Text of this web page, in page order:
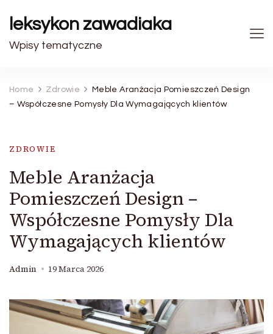
leksykon zawadiaka
Wpisy tematyczne
Home Zdrowie
Meble Aranżacja Pomieszczeń Design
– Współczesne Pomysły Dla Wymagających klientów
ZDROWIE
Meble Aranżacja
Pomieszczeń Design –
Współczesne Pomysły Dla
Wymagających klientów
Admin 19 Marca 2026